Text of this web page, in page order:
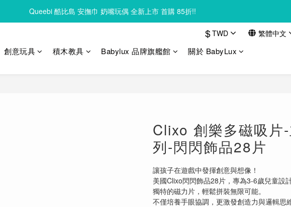
Clixo 磁力片83折起，滿額再贈禮
Clixo 磁力片83折起，滿額再贈禮
$TWD 繁體中文
創意玩具 積木教具 Babylux 品牌旗艦館 關於 BabyLux
Clixo 創樂多磁吸片
列-閃閃飾品28片
讓孩子在遊戲中發揮創意與想像！
美國Clixo閃閃飾品28片，專為3-6歲兒童設計
獨特的磁力片，輕鬆拼裝無限可能。
不僅培養手眼協調，更激發創造力與邏輯思維